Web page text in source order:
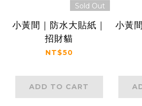
Sold Out
小黃間｜防水大貼紙｜
招財貓
NT$50
ADD TO CART
小黃